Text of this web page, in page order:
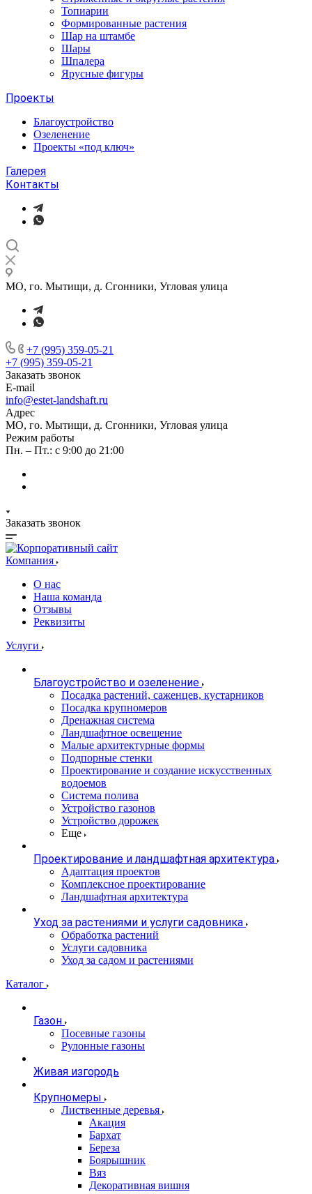
Топиарии
Формированные растения
Шар на штамбе
Шары
Шпалера
Ярусные фигуры
Проекты
Благоустройство
Озеленение
Проекты «под ключ»
Галерея
Контакты
МО, го. Мытищи, д. Сгонники, Угловая улица
+7 (995) 359-05-21
+7 (995) 359-05-21
Заказать звонок
E-mail
info@estet-landshaft.ru
Адрес
МО, го. Мытищи, д. Сгонники, Угловая улица
Режим работы
Пн. – Пт.: с 9:00 до 21:00
Заказать звонок
Компания
О нас
Наша команда
Отзывы
Реквизиты
Услуги
Благоустройство и озеленение
Посадка растений, саженцев, кустарников
Посадка крупномеров
Дренажная система
Ландшафтное освещение
Малые архитектурные формы
Подпорные стенки
Проектирование и создание искусственных
водоемов
Система полива
Устройство газонов
Устройство дорожек
Еще
Проектирование и ландшафтная архитектура
Адаптация проектов
Комплексное проектирование
Ландшафтная архитектура
Уход за растениями и услуги садовника
Обработка растений
Услуги садовника
Уход за садом и растениями
Каталог
Газон
Посевные газоны
Рулонные газоны
Живая изгородь
Крупномеры
Лиственные деревья
Акация
Бархат
Береза
Боярышник
Вяз
Декоративная вишня